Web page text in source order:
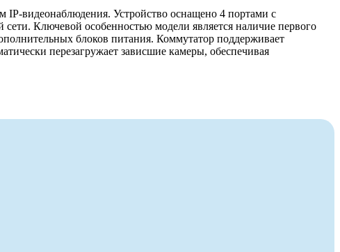
видеонаблюдения. Устройство оснащено 4 портами с
Ключевой особенностью модели является наличие первого
блоков питания. Коммутатор поддерживает
перезагружает зависшие камеры, обеспечивая